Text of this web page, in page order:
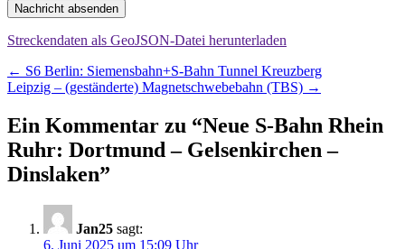
Nachricht absenden
Streckendaten als GeoJSON-Datei herunterladen
Beitragsnavigation
← S6 Berlin: Siemensbahn+S-Bahn Tunnel Kreuzberg
Leipzig – (geständerte) Magnetschwebebahn (TBS) →
Ein Kommentar zu “Neue S-Bahn Rhein
Ruhr: Dortmund – Gelsenkirchen –
Dinslaken”
Jan25 sagt:
6. Juni 2025 um 15:09 Uhr